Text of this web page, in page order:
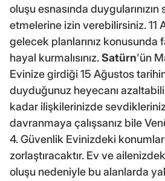
oluşu esnasında
etmelerine izin verebilirsiniz. 11
gelecek planlarınız konusunda
hayal kurmalısınız.Satürn'ün
Evinize girdiği 15 Ağustos
duyduğunuz heyecanı
kadar ilişkilerinizde
davranmaya çalışsanız bile
4. Güvenlik Evinizdeki
zorlaştıracaktır. Ev ve
oluşu nedeniyle bu alanlarda